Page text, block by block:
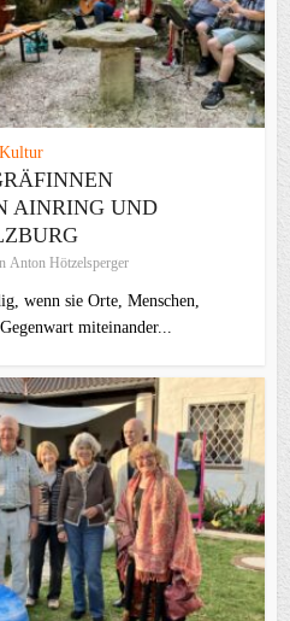
Kultur
AINRING UND
Anton Hötzelsperger
wenn sie Orte, Menschen,
miteinander...